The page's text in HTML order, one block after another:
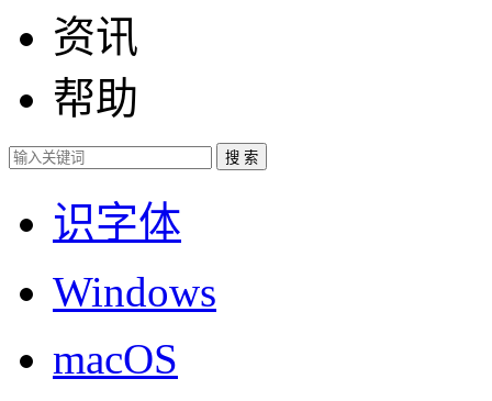
资讯
帮助
识字体
Windows
macOS